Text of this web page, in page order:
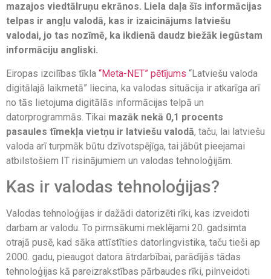
mazajos viedtālruņu ekrānos. Liela daļa šīs informācijas
telpas ir angļu valodā, kas ir izaicinājums latviešu
valodai, jo tas nozīmē, ka ikdienā daudz biežāk iegūstam
informāciju angliski.
Eiropas izcilības tīkla “Meta-NET” pētījums “Latviešu valoda
digitālajā laikmetā” liecina, ka valodas situācija ir atkarīga arī
no tās lietojuma digitālās informācijas telpā un
datorprogrammās. Tikai mazāk nekā 0,1 procents
pasaules tīmekļa vietņu ir latviešu valodā, taču, lai latviešu
valoda arī turpmāk būtu dzīvotspējīga, tai jābūt pieejamai
atbilstošiem IT risinājumiem un valodas tehnoloģijām.
Kas ir valodas tehnoloģijas?
Valodas tehnoloģijas ir dažādi datorizēti rīki, kas izveidoti
darbam ar valodu. To pirmsākumi meklējami 20. gadsimta
otrajā pusē, kad sāka attīstīties datorlingvistika, taču tieši ap
2000. gadu, pieaugot datora ātrdarbībai, parādījās tādas
tehnoloģijas kā pareizrakstības pārbaudes rīki, pilnveidoti